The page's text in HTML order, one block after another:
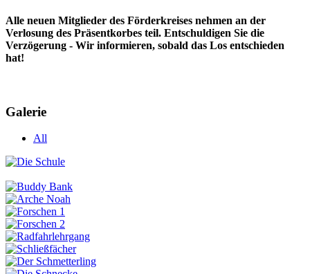
Alle neuen Mitglieder des Förderkreises nehmen an der
Verlosung des Präsentkorbes teil. Entschuldigen Sie die
Verzögerung - Wir informieren, sobald das Los entschieden
hat!
Galerie
All